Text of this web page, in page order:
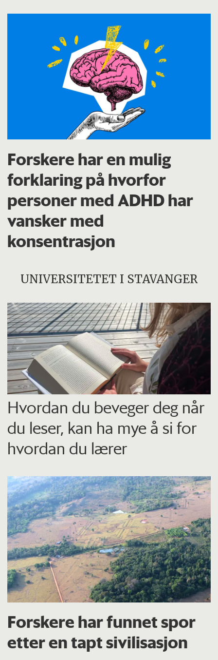
Forskere har en mulig
forklaring på hvorfor
personer med ADHD har
vansker med
konsentrasjon
UNIVERSITETET I STAVANGER
Hvordan du beveger deg når
du leser, kan ha mye å si for
hvordan du lærer
Forskere har funnet spor
etter en tapt sivilisasjon